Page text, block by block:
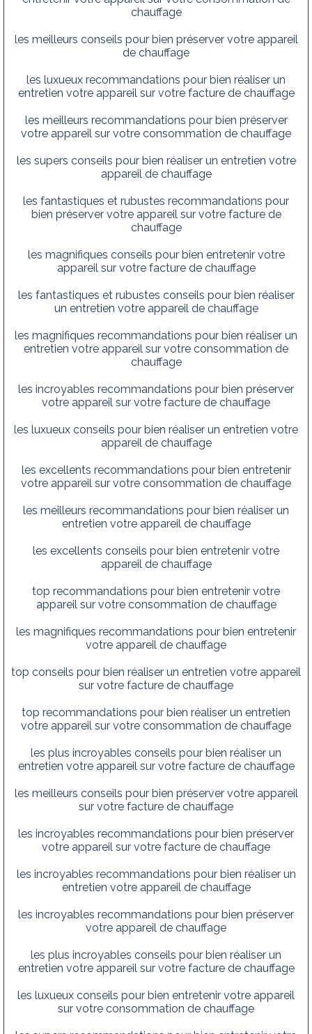
chauffage
les meilleurs conseils pour bien préserver votre appareil
de chauffage
les luxueux recommandations pour bien réaliser un
entretien votre appareil sur votre facture de chauffage
les meilleurs recommandations pour bien préserver
votre appareil sur votre consommation de chauffage
les supers conseils pour bien réaliser un entretien votre
appareil de chauffage
les fantastiques et rubustes recommandations pour
bien préserver votre appareil sur votre facture de
chauffage
les magnifiques conseils pour bien entretenir votre
appareil sur votre facture de chauffage
les fantastiques et rubustes conseils pour bien réaliser
un entretien votre appareil de chauffage
les magnifiques recommandations pour bien réaliser un
entretien votre appareil sur votre consommation de
chauffage
les incroyables recommandations pour bien préserver
votre appareil sur votre facture de chauffage
les luxueux conseils pour bien réaliser un entretien votre
appareil de chauffage
les excellents recommandations pour bien entretenir
votre appareil sur votre consommation de chauffage
les meilleurs recommandations pour bien réaliser un
entretien votre appareil de chauffage
les excellents conseils pour bien entretenir votre
appareil de chauffage
top recommandations pour bien entretenir votre
appareil sur votre consommation de chauffage
les magnifiques recommandations pour bien entretenir
votre appareil de chauffage
top conseils pour bien réaliser un entretien votre appareil
sur votre facture de chauffage
top recommandations pour bien réaliser un entretien
votre appareil sur votre consommation de chauffage
les plus incroyables conseils pour bien réaliser un
entretien votre appareil sur votre facture de chauffage
les meilleurs conseils pour bien préserver votre appareil
sur votre facture de chauffage
les incroyables recommandations pour bien préserver
votre appareil sur votre facture de chauffage
les incroyables recommandations pour bien réaliser un
entretien votre appareil de chauffage
les incroyables recommandations pour bien préserver
votre appareil de chauffage
les plus incroyables conseils pour bien réaliser un
entretien votre appareil sur votre facture de chauffage
les luxueux conseils pour bien entretenir votre appareil
sur votre consommation de chauffage